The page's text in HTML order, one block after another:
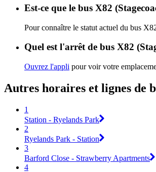
Est-ce que le bus X82
Pour connaître le statut actuel du bus
Quel est l'arrêt de bus X82
Ouvrez l'appli pour voir votre
Autres horaires et lignes de
1
Station - Ryelands Park
2
Ryelands Park - Station
3
Barford Close - Strawberry Apartments
4